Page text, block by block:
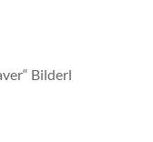
Bilderl